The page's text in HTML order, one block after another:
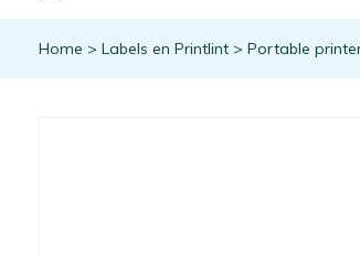
Home > Labels en Printlint > Portable printer